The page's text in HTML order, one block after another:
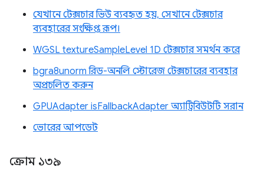
যেখানে টেক্সচার ভিউ ব্যবহৃত হয়, সেখানে টেক্সচার
ব্যবহারের সংক্ষিপ্ত রূপ।
WGSL textureSampleLevel 1D টেক্সচার সমর্থন করে
bgra8unorm রিড-অনলি স্টোরেজ টেক্সচারের ব্যবহার
অপ্রচলিত করুন
GPUAdapter isFallbackAdapter অ্যাট্রিবিউটটি সরান
ভোরের আপডেট
ক্রোম ১৩৯